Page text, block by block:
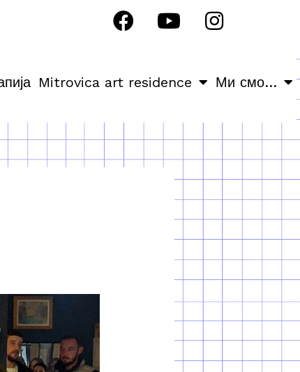
Mitrovica art residence Ми смо…